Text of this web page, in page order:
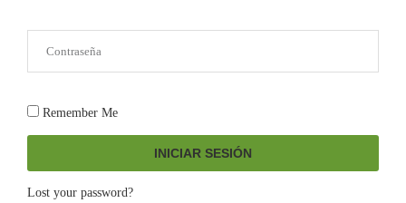
Remember Me
INICIAR SESIÓN
Lost your password?